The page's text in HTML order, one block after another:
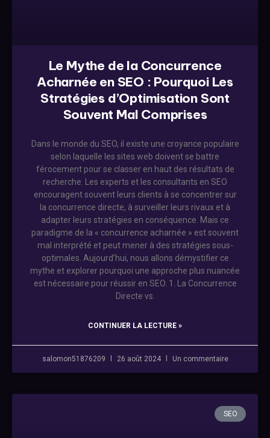
Le Mythe de la Concurrence
Acharnée en SEO : Pourquoi Les
Stratégies d’Optimisation Sont
Souvent Mal Comprises
Dans le monde du SEO, il existe une croyance populaire
selon laquelle les sites web doivent se battre
férocement pour se classer en haut des résultats de
recherche. Les experts et les consultants en SEO
encouragent souvent leurs clients à se concentrer sur
la concurrence directe, à surveiller leurs rivaux et à
adapter leurs stratégies en conséquence. Mais ce
paradigme de la « concurrence acharnée » est souvent
mal interprété et peut mener à des stratégies sous-
optimales. Aujourd’hui, nous allons démystifier ce
mythe et explorer pourquoi une approche plus nuancée
est nécessaire pour réussir en SEO. 1. La Concurrence
Directe vs.
CONTINUER LA LECTURE »
salomon51876209 26 août 2024 Un commentaire
SEO